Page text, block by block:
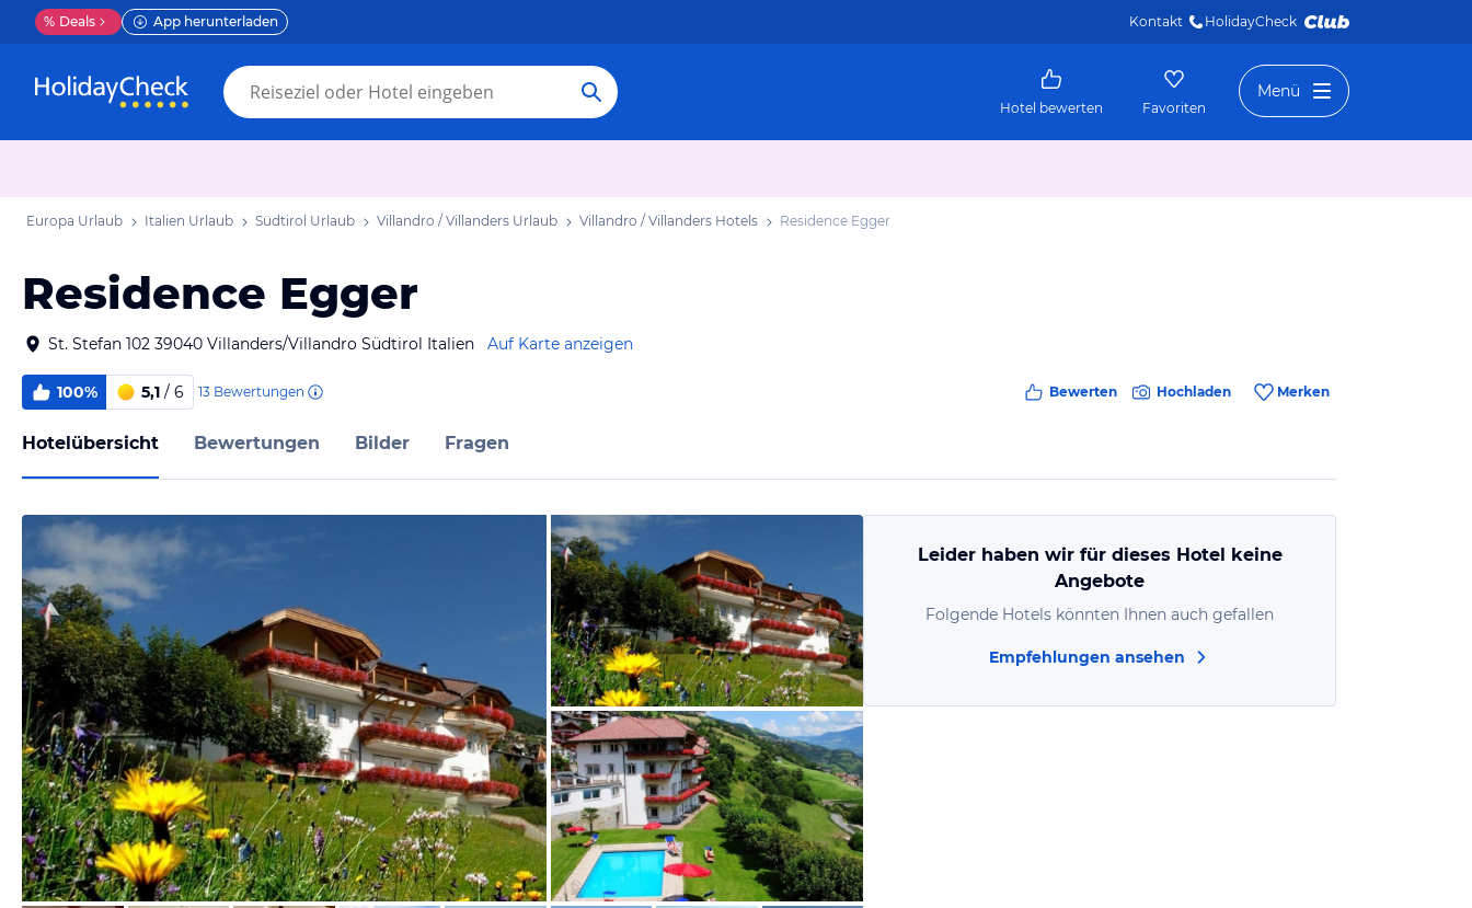
% Deals App herunterladen Kontakt HolidayCheck
Hotel bewerten Favoriten
Menü
Europa Urlaub Italien Urlaub Südtirol Urlaub Villandro / Villanders Urlaub Villandro / Villanders Hotels Residence Egger
Residence Egger
St. Stefan 102 39040 Villanders/Villandro Südtirol Italien Auf Karte anzeigen
100% 5,1 / 6 13 Bewertungen Bewerten Hochladen Merken
Hotelübersicht Bewertungen Bilder Fragen
vom Hotelier, April 2010
Leider haben wir für dieses Hotel keine
Angebote
Folgende Hotels könnten Ihnen auch gefallen
Empfehlungen ansehen